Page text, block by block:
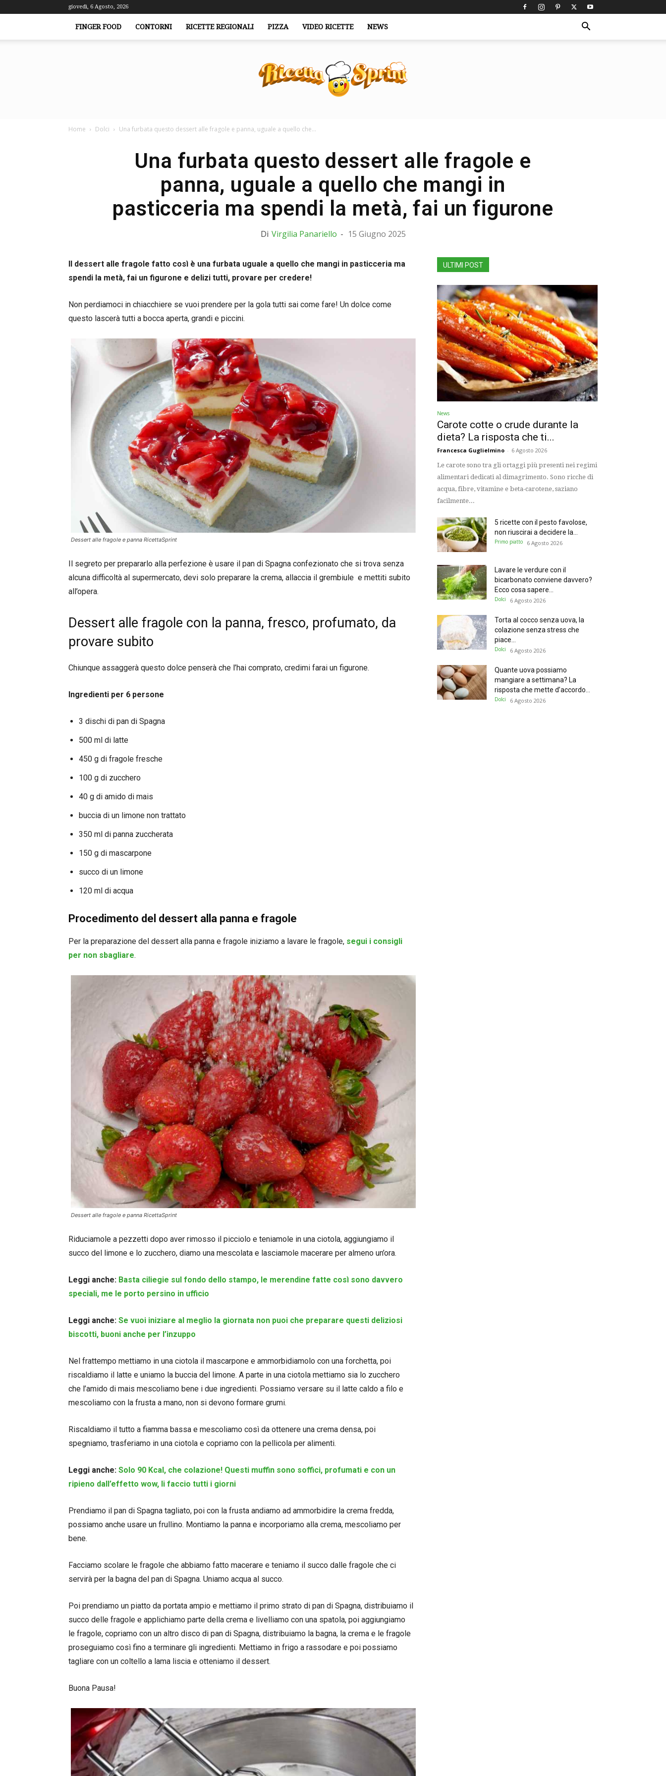
giovedì, 6 Agosto, 2026
FINGER FOOD CONTORNI RICETTE REGIONALI PIZZA VIDEO RICETTE NEWS
Home Dolci Una furbata questo dessert alle fragole e panna, uguale a quello che...
Una furbata questo dessert alle fragole e
panna, uguale a quello che mangi in
pasticceria ma spendi la metà, fai un figurone
Di Virgilia Panariello - 15 Giugno 2025
Il dessert alle fragole fatto così è una furbata uguale a quello che mangi in pasticceria ma
spendi la metà, fai un figurone e delizi tutti, provare per credere!
Non perdiamoci in chiacchiere se vuoi prendere per la gola tutti sai come fare! Un dolce come
questo lascerà tutti a bocca aperta, grandi e piccini.
Dessert alle fragole e panna RicettaSprint
Il segreto per prepararlo alla perfezione è usare il pan di Spagna confezionato che si trova senza
alcuna difficoltà al supermercato, devi solo preparare la crema, allaccia il grembiule e mettiti subito
all’opera.
Dessert alle fragole con la panna, fresco, profumato, da
provare subito
Chiunque assaggerà questo dolce penserà che l’hai comprato, credimi farai un figurone.
Ingredienti per 6 persone
3 dischi di pan di Spagna
500 ml di latte
450 g di fragole fresche
100 g di zucchero
40 g di amido di mais
buccia di un limone non trattato
350 ml di panna zuccherata
150 g di mascarpone
succo di un limone
120 ml di acqua
Procedimento del dessert alla panna e fragole
Per la preparazione del dessert alla panna e fragole iniziamo a lavare le fragole, segui i consigli
per non sbagliare.
Dessert alle fragole e panna RicettaSprint
Riduciamole a pezzetti dopo aver rimosso il picciolo e teniamole in una ciotola, aggiungiamo il
succo del limone e lo zucchero, diamo una mescolata e lasciamole macerare per almeno un’ora.
Leggi anche: Basta ciliegie sul fondo dello stampo, le merendine fatte così sono davvero
speciali, me le porto persino in ufficio
Leggi anche: Se vuoi iniziare al meglio la giornata non puoi che preparare questi deliziosi
biscotti, buoni anche per l’inzuppo
Nel frattempo mettiamo in una ciotola il mascarpone e ammorbidiamolo con una forchetta, poi
riscaldiamo il latte e uniamo la buccia del limone. A parte in una ciotola mettiamo sia lo zucchero
che l’amido di mais mescoliamo bene i due ingredienti. Possiamo versare su il latte caldo a filo e
mescoliamo con la frusta a mano, non si devono formare grumi.
Riscaldiamo il tutto a fiamma bassa e mescoliamo così da ottenere una crema densa, poi
spegniamo, trasferiamo in una ciotola e copriamo con la pellicola per alimenti.
Leggi anche: Solo 90 Kcal, che colazione! Questi muffin sono soffici, profumati e con un
ripieno dall’effetto wow, li faccio tutti i giorni
Prendiamo il pan di Spagna tagliato, poi con la frusta andiamo ad ammorbidire la crema fredda,
possiamo anche usare un frullino. Montiamo la panna e incorporiamo alla crema, mescoliamo per
bene.
Facciamo scolare le fragole che abbiamo fatto macerare e teniamo il succo dalle fragole che ci
servirà per la bagna del pan di Spagna. Uniamo acqua al succo.
Poi prendiamo un piatto da portata ampio e mettiamo il primo strato di pan di Spagna, distribuiamo il
succo delle fragole e applichiamo parte della crema e livelliamo con una spatola, poi aggiungiamo
le fragole, copriamo con un altro disco di pan di Spagna, distribuiamo la bagna, la crema e le fragole
proseguiamo così fino a terminare gli ingredienti. Mettiamo in frigo a rassodare e poi possiamo
tagliare con un coltello a lama liscia e otteniamo il dessert.
Buona Pausa!
ULTIMI POST
News
Carote cotte o crude durante la
dieta? La risposta che ti...
Francesca Guglielmino - 6 Agosto 2026
Le carote sono tra gli ortaggi più presenti nei regimi
alimentari dedicati al dimagrimento. Sono ricche di
acqua, fibre, vitamine e beta-carotene, saziano
facilmente...
5 ricette con il pesto favolose,
non riuscirai a decidere la...
Primo piatto 6 Agosto 2026
Lavare le verdure con il
bicarbonato conviene davvero?
Ecco cosa sapere...
Dolci 6 Agosto 2026
Torta al cocco senza uova, la
colazione senza stress che
piace...
Dolci 6 Agosto 2026
Quante uova possiamo
mangiare a settimana? La
risposta che mette d’accordo...
Dolci 6 Agosto 2026